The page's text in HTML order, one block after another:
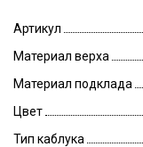
Артикул
Материал верха
Материал подклада
Цвет
Тип каблука